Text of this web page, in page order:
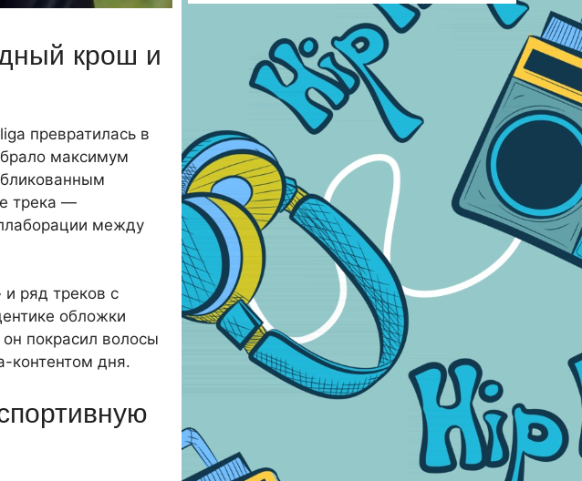
крош и
превратилась в
максимум
трека —
между
ряд треков с
обложки
покрасил волосы
контентом дня.